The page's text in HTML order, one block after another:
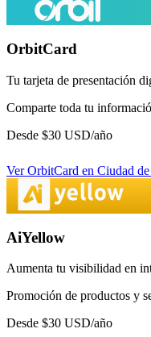
OrbitCard
Tu tarjeta de presentación
Comparte toda tu
Desde $30 USD/año
VerOrbitCard en Ciudad
AiYellow
Aumenta tu visibilidad en
Promoción de productos y
Desde $30 USD/año